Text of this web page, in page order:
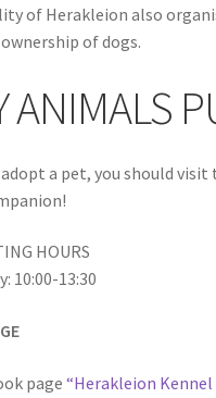
of Herakleion also
of dogs.
ANIMALS
a pet, you should
HOURS
10:00-13:30
page“Herakleion Kennel